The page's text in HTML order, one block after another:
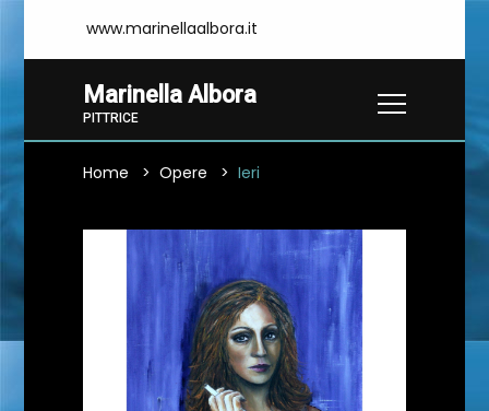
www.marinellaalbora.it
Marinella Albora
PITTRICE
Home Opere Ieri